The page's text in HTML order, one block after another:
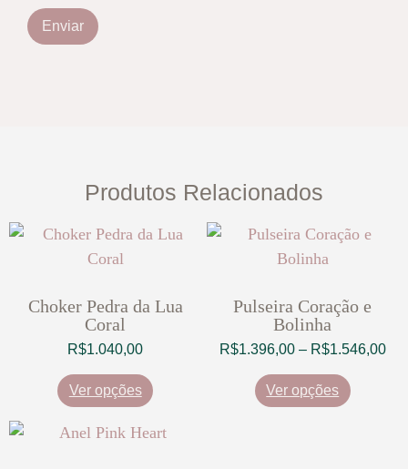
Produtos Relacionados
Choker Pedra da Lua
Coral
R$1.040,00
Ver opções
Pulseira Coração e
Bolinha
R$1.396,00 – R$1.546,00
Ver opções